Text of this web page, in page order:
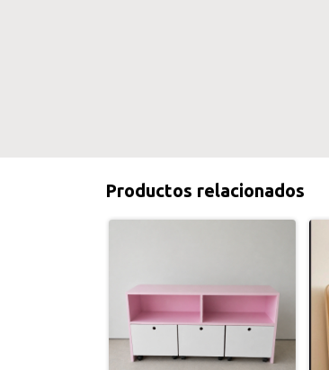
Productos relacionados